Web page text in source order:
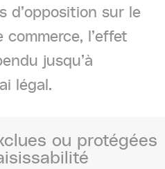
d’opposition sur le
l’effet
jusqu’à
légal.
ou protégées